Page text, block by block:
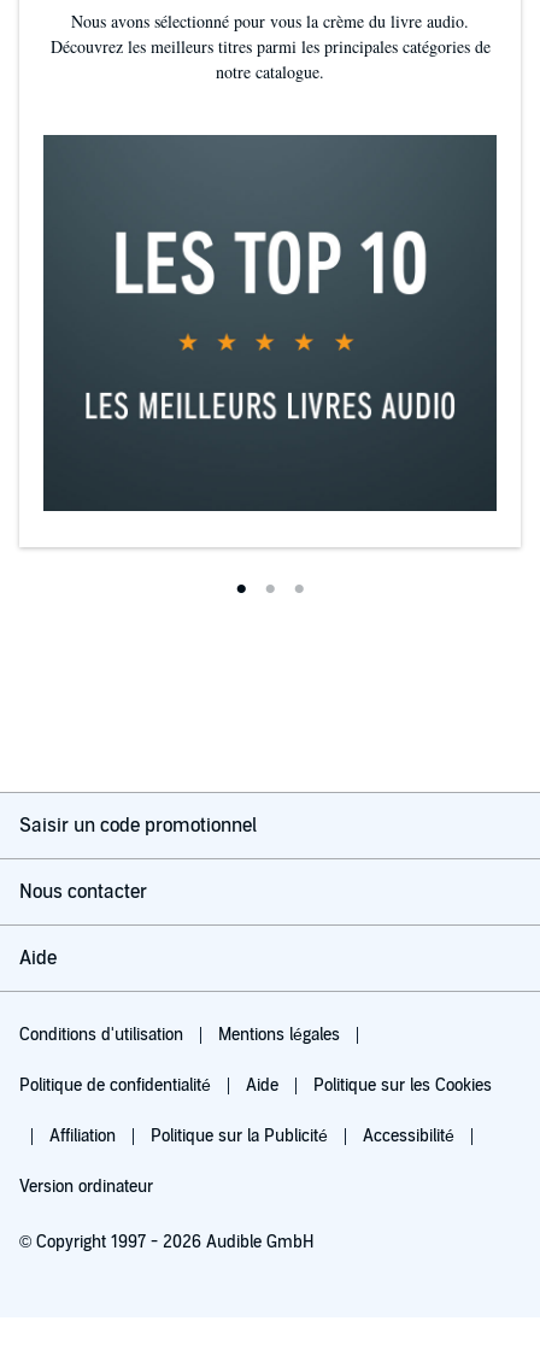
Nous avons sélectionné pour vous la crème du livre audio.
Découvrez les meilleurs titres parmi les principales catégories de
notre catalogue.
Saisir un code promotionnel
Nous contacter
Aide
Conditions d'utilisation Mentions légales
Politique de confidentialité Aide Politique sur les Cookies
Affiliation Politique sur la Publicité Accessibilité
Version ordinateur
© Copyright 1997 - 2026 Audible GmbH